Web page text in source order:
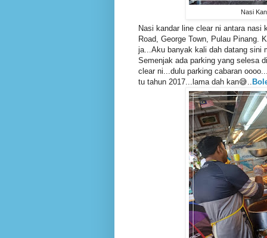
Nasi
Nasi kandar line clear ni antara nasi
Road, George Town, Pulau Pinang.
ja...Aku banyak kali dah datang sini
Semenjak ada parking yang selesa
clear ni...dulu parking cabaran
tu tahun 2017...lama dah kan😅..